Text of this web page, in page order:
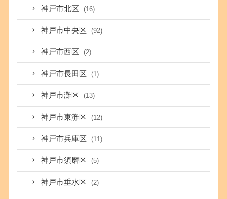
神戸市北区 (16)
神戸市中央区 (92)
神戸市西区 (2)
神戸市長田区 (1)
神戸市灘区 (13)
神戸市東灘区 (12)
神戸市兵庫区 (11)
神戸市須磨区 (5)
神戸市垂水区 (2)